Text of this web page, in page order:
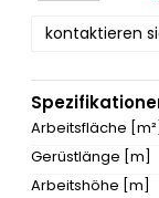
kontaktieren
Arbeitsfläche [m²]
Gerüstlänge [m]
Arbeitshöhe [m]